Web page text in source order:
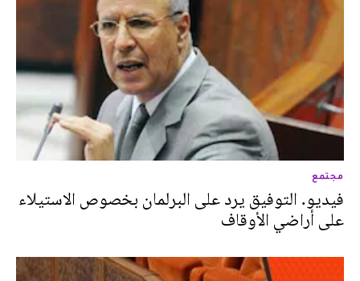
مجتمع
فيديو. التوفيق يرد على البرلمان بخصوص الاستيلاء
على أراضي الأوقاف